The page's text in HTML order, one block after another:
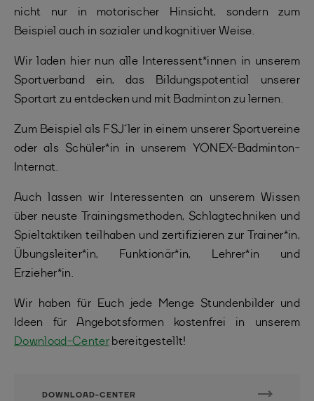
nicht nur in motorischer Hinsicht, sondern zum
Beispiel auch in sozialer und kognitiver Weise.
Wir laden hier nun alle Interessent*innen in unserem
Sportverband ein, das Bildungspotential unserer
Sportart zu entdecken und mit Badminton zu lernen.
Zum Beispiel als FSJ´ler in einem unserer Sportvereine
oder als Schüler*in in unserem YONEX-Badminton-
Internat.
Auch lassen wir Interessenten an unserem Wissen
über neuste Trainingsmethoden, Schlagtechniken und
Spieltaktiken teilhaben und zertifizieren zur Trainer*in,
Übungsleiter*in, Funktionär*in, Lehrer*in und
Erzieher*in.
Wir haben für Euch jede Menge Stundenbilder und
Ideen für Angebotsformen kostenfrei in unserem
Download-Center bereitgestellt!
DOWNLOAD-CENTER